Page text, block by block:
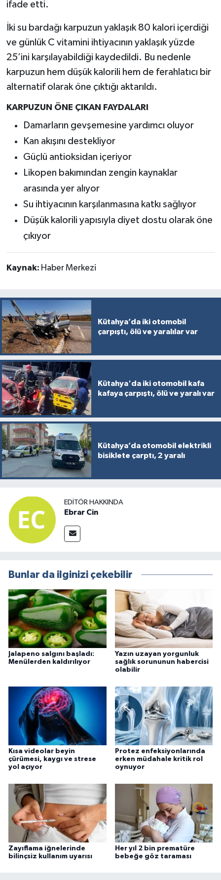
ifade etti.
İki su bardağı karpuzun yaklaşık 80 kalori içerdiği
ve günlük C vitamini ihtiyacının yaklaşık yüzde
25’ini karşılayabildiği kaydedildi. Bu nedenle
karpuzun hem düşük kalorili hem de ferahlatıcı bir
alternatif olarak öne çıktığı aktarıldı.
KARPUZUN ÖNE ÇIKAN FAYDALARI
Damarların gevşemesine yardımcı oluyor
Kan akışını destekliyor
Güçlü antioksidan içeriyor
Likopen bakımından zengin kaynaklar
arasında yer alıyor
Su ihtiyacının karşılanmasına katkı sağlıyor
Düşük kalorili yapısıyla diyet dostu olarak öne
çıkıyor
Kaynak: Haber Merkezi
Kütahya’da iki otomobil
çarpıştı, ölü ve yaralılar var
Kütahya'da iki otomobil kafa
kafaya çarpıştı, ölü ve yaralı var
Kütahya’da otomobil elektrikli
bisiklete çarptı, 2 yaralı
EDITÖR HAKKINDA
Ebrar Cin
Bunlar da ilginizi çekebilir
Jalapeno salgını başladı:
Menülerden kaldırılıyor
Yazın uzayan yorgunluk
sağlık sorununun habercisi
olabilir
Kısa videolar beyin
çürümesi, kaygı ve strese
yol açıyor
Protez enfeksiyonlarında
erken müdahale kritik rol
oynuyor
Zayıflama iğnelerinde
bilinçsiz kullanım uyarısı
Her yıl 2 bin prematüre
bebeğe göz taraması